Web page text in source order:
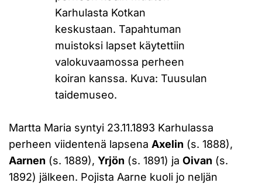
Karhulasta Kotkan
keskustaan. Tapahtuman
muistoksi lapset käytettiin
valokuvaamossa perheen
koiran kanssa. Kuva: Tuusulan
taidemuseo.
Martta Maria syntyi 23.11.1893 Karhulassa
perheen viidentenä lapsena Axelin (s. 1888),
Aarnen (s. 1889), Yrjön (s. 1891) ja Oivan (s.
1892) jälkeen. Pojista Aarne kuoli jo neljän